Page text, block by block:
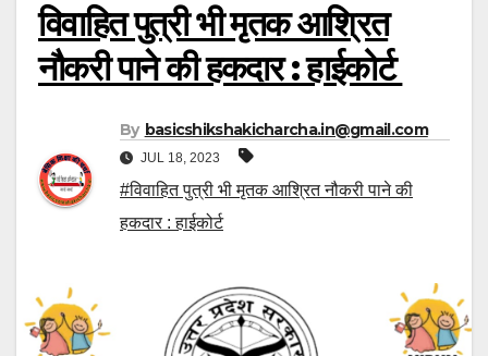
विवाहित पुत्री भी मृतक आश्रित
नौकरी पाने की हकदार : हाईकोर्ट
By basicshikshakicharcha.in@gmail.com
JUL 18, 2023
#विवाहित पुत्री भी मृतक आश्रित नौकरी पाने की
हकदार : हाईकोर्ट